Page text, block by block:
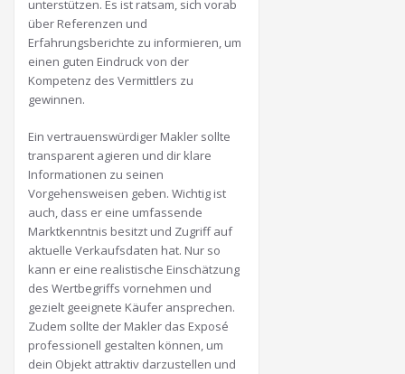
unterstützen. Es ist ratsam, sich vorab
über Referenzen und
Erfahrungsberichte zu informieren, um
einen guten Eindruck von der
Kompetenz des Vermittlers zu
gewinnen.
Ein vertrauenswürdiger Makler sollte
transparent agieren und dir klare
Informationen zu seinen
Vorgehensweisen geben. Wichtig ist
auch, dass er eine umfassende
Marktkenntnis besitzt und Zugriff auf
aktuelle Verkaufsdaten hat. Nur so
kann er eine realistische Einschätzung
des Wertbegriffs vornehmen und
gezielt geeignete Käufer ansprechen.
Zudem sollte der Makler das Exposé
professionell gestalten können, um
dein Objekt attraktiv darzustellen und